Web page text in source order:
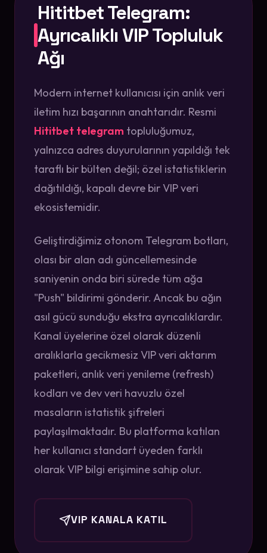
Hititbet Telegram:
Ayrıcalıklı VIP Topluluk
Ağı
Modern internet kullanıcısı için anlık veri
iletim hızı başarının anahtarıdır. Resmi
Hititbet telegram topluluğumuz,
yalnızca adres duyurularının yapıldığı tek
taraflı bir bülten değil; özel istatistiklerin
dağıtıldığı, kapalı devre bir VIP veri
ekosistemidir.
Geliştirdiğimiz otonom Telegram botları,
olası bir alan adı güncellemesinde
saniyenin onda biri sürede tüm ağa
"Push" bildirimi gönderir. Ancak bu ağın
asıl gücü sunduğu ekstra ayrıcalıklardır.
Kanal üyelerine özel olarak düzenli
aralıklarla gecikmesiz VIP veri aktarım
paketleri, anlık veri yenileme (refresh)
kodları ve dev veri havuzlu özel
masaların istatistik şifreleri
paylaşılmaktadır. Bu platforma katılan
her kullanıcı standart üyeden farklı
olarak VIP bilgi erişimine sahip olur.
VIP KANALA KATIL